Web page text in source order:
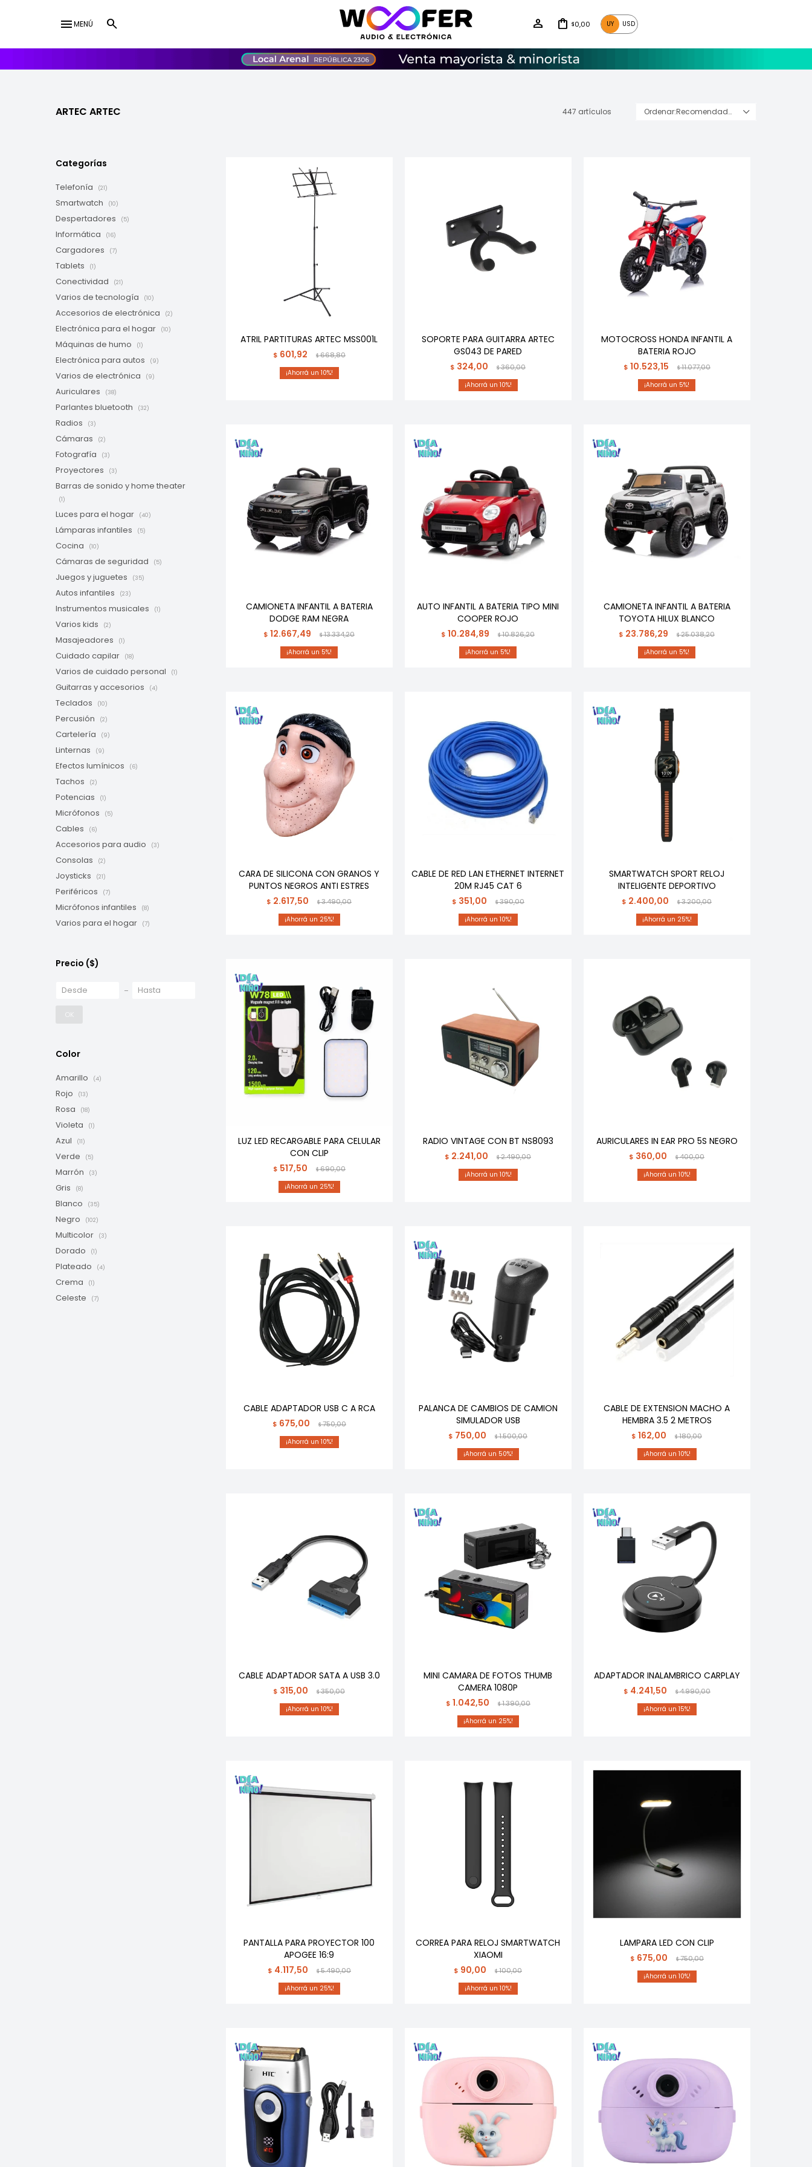
menuMENÚ $0,00 UY USD
ARTEC ARTEC 447 artículos Recomendados
ATRIL PARTITURAS ARTEC MSS001L
$ 601,92 $668,80
10
SOPORTE PARA GUITARRA ARTEC
GS043 DE PARED
$ 324,00 $360,00
10
MOTOCROSS HONDA INFANTIL A
BATERIA ROJO
$ 10.523,15 $11.077,00
5
CAMIONETA INFANTIL A BATERIA
DODGE RAM NEGRA
$ 12.667,49 $13.334,20
5
AUTO INFANTIL A BATERIA TIPO MINI
COOPER ROJO
$ 10.284,89 $10.826,20
5
CAMIONETA INFANTIL A BATERIA
TOYOTA HILUX BLANCO
$ 23.786,29 $25.038,20
5
CARA DE SILICONA CON GRANOS Y
PUNTOS NEGROS ANTI ESTRES
$ 2.617,50 $3.490,00
25
CABLE DE RED LAN ETHERNET INTERNET
20M RJ45 CAT 6
$ 351,00 $390,00
10
SMARTWATCH SPORT RELOJ
INTELIGENTE DEPORTIVO
$ 2.400,00 $3.200,00
25
LUZ LED RECARGABLE PARA CELULAR
CON CLIP
$ 517,50 $690,00
25
RADIO VINTAGE CON BT NS8093
$ 2.241,00 $2.490,00
10
AURICULARES IN EAR PRO 5S NEGRO
$ 360,00 $400,00
10
CABLE ADAPTADOR USB C A RCA
$ 675,00 $750,00
10
PALANCA DE CAMBIOS DE CAMION
SIMULADOR USB
$ 750,00 $1.500,00
50
CABLE DE EXTENSION MACHO A
HEMBRA 3.5 2 METROS
$ 162,00 $180,00
10
CABLE ADAPTADOR SATA A USB 3.0
$ 315,00 $350,00
10
MINI CAMARA DE FOTOS THUMB
CAMERA 1080P
$ 1.042,50 $1.390,00
25
ADAPTADOR INALAMBRICO CARPLAY
$ 4.241,50 $4.990,00
15
PANTALLA PARA PROYECTOR 100
APOGEE 16:9
$ 4.117,50 $5.490,00
25
CORREA PARA RELOJ SMARTWATCH
XIAOMI
$ 90,00 $100,00
10
LAMPARA LED CON CLIP
$ 675,00 $750,00
10
Categorías
Telefonía (21)
Smartwatch (10)
Despertadores (5)
Informática (16)
Cargadores (7)
Tablets (1)
Conectividad (21)
Varios de tecnología (10)
Accesorios de electrónica (2)
Electrónica para el hogar (10)
Máquinas de humo (1)
Electrónica para autos (9)
Varios de electrónica (9)
Auriculares (38)
Parlantes bluetooth (32)
Radios (3)
Cámaras (2)
Fotografía (3)
Proyectores (3)
Barras de sonido y home theater
(1)
Luces para el hogar (40)
Lámparas infantiles (5)
Cocina (10)
Cámaras de seguridad (5)
Juegos y juguetes (35)
Autos infantiles (23)
Instrumentos musicales (1)
Varios kids (2)
Masajeadores (1)
Cuidado capilar (18)
Varios de cuidado personal (1)
Guitarras y accesorios (4)
Teclados (10)
Percusión (2)
Cartelería (9)
Linternas (9)
Efectos lumínicos (6)
Tachos (2)
Potencias (1)
Micrófonos (5)
Cables (6)
Accesorios para audio (3)
Consolas (2)
Joysticks (21)
Periféricos (7)
Micrófonos infantiles (8)
Varios para el hogar (7)
Precio ($)
OK
Color
Amarillo (4)
Rojo (13)
Rosa (18)
Violeta (1)
Azul (11)
Verde (5)
Marrón (3)
Gris (8)
Blanco (35)
Negro (102)
Multicolor (3)
Dorado (1)
Plateado (4)
Crema (1)
Celeste (7)